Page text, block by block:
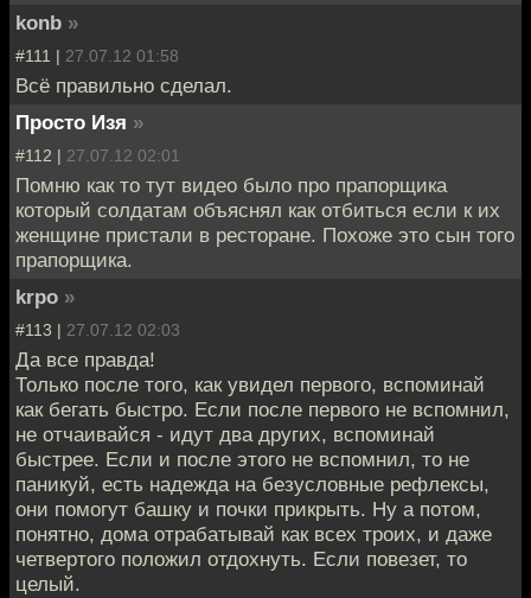
konb »
#111 | 27.07.12 01:58
Всё правильно сделал.
Просто Изя »
#112 | 27.07.12 02:01
Помню как то тут видео было про прапорщика
который солдатам объяснял как отбиться если к их
женщине пристали в ресторане. Похоже это сын того
прапорщика.
krpo »
#113 | 27.07.12 02:03
Да все правда!
Только после того, как увидел первого, вспоминай
как бегать быстро. Если после первого не вспомнил,
не отчаивайся - идут два других, вспоминай
быстрее. Если и после этого не вспомнил, то не
паникуй, есть надежда на безусловные рефлексы,
они помогут башку и почки прикрыть. Ну а потом,
понятно, дома отрабатывай как всех троих, и даже
четвертого положил отдохнуть. Если повезет, то
целый.